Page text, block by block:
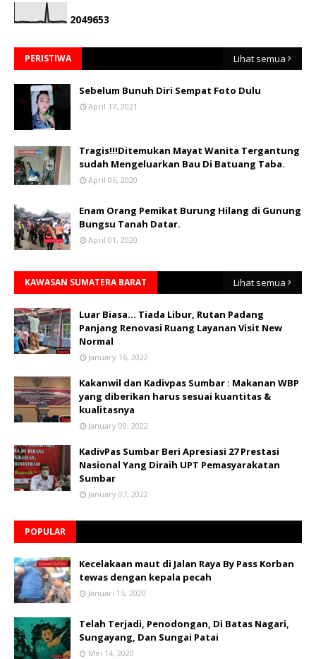
2049653
PERISTIWA Lihat semua
Sebelum Bunuh Diri Sempat Foto Dulu
April 17, 2021
Tragis!!!Ditemukan Mayat Wanita Tergantung
sudah Mengeluarkan Bau Di Batuang Taba.
April 06, 2020
Enam Orang Pemikat Burung Hilang di Gunung
Bungsu Tanah Datar.
April 01, 2020
KAWASAN SUMATERA BARAT Lihat semua
Luar Biasa... Tiada Libur, Rutan Padang
Panjang Renovasi Ruang Layanan Visit New
Normal
January 16, 2022
Kakanwil dan Kadivpas Sumbar : Makanan WBP
yang diberikan harus sesuai kuantitas &
kualitasnya
January 09, 2022
KadivPas Sumbar Beri Apresiasi 27 Prestasi
Nasional Yang Diraih UPT Pemasyarakatan
Sumbar
January 07, 2022
POPULAR
Kecelakaan maut di Jalan Raya By Pass Korban
tewas dengan kepala pecah
Januari 15, 2020
Telah Terjadi, Penodongan, Di Batas Nagari,
Sungayang, Dan Sungai Patai
Mei 14, 2020